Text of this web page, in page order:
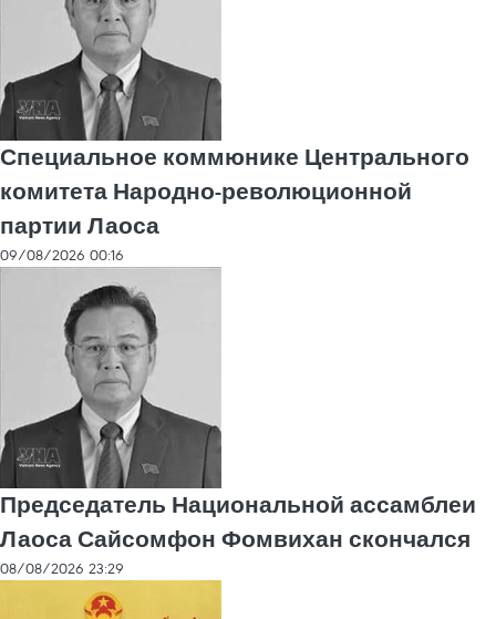
Специальное коммюнике Центрального
комитета Народно-революционной
партии Лаоса
09/08/2026 00:16
Председатель Национальной ассамблеи
Лаоса Сайсомфон Фомвихан скончался
08/08/2026 23:29